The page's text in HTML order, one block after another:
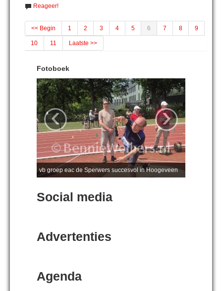
Reageer!
<< Begin 1 2 3 4 5 6 7 8 9
10 11 Laatste >>
Fotoboek
vb groep eac de Sperwers succesvol in Hoogeveen
‹ ›
Social media
Advertenties
Agenda